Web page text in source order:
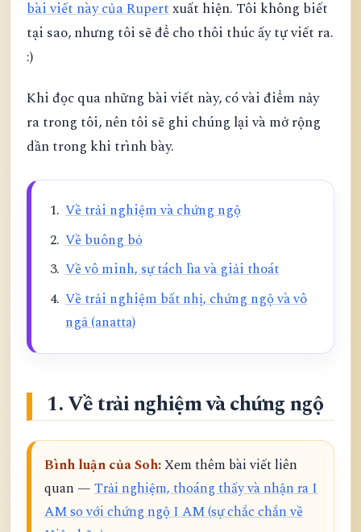
bài viết này của Rupertxuất hiện. Tôi không biết
tại sao, nhưng tôi sẽ để cho thôi thúc ấy tự viết ra.
:)
Khi đọc qua những bài viết này, có vài điểm nảy
ra trong tôi, nên tôi sẽ ghi chúng lại và mở rộng
dần trong khi trình bày.
Về trải nghiệm và chứng ngộ
Về buông bỏ
Về vô minh, sự tách lìa và giải thoát
Về trải nghiệm bất nhị, chứng ngộ và vô
ngã (anatta)
1. Về trải nghiệm và chứng ngộ
Bình luận của Soh:Xem thêm bài viết liên
quan — Trải nghiệm, thoáng thấy và nhận ra I
AM so với chứng ngộ I AM (sự chắc chắn về